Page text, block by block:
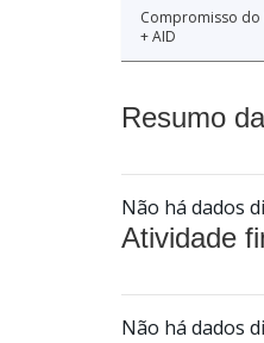
Compromisso do
+ AID
Resumo
Não há dados
Atividade
Não há dados